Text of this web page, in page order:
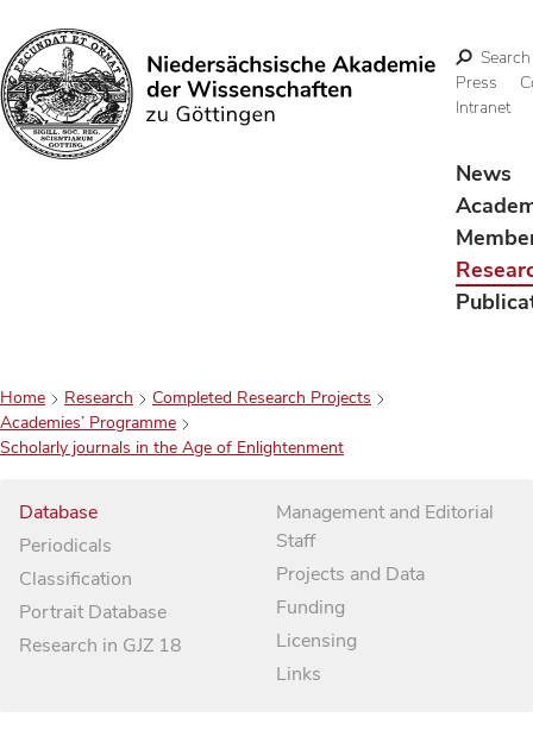
Search
Search
Press
Intranet
News
Home Research
Completed Research Projects
Academies’ Programme
Scholarly journals in the Age of Enlightenment
Database
Periodicals
Classification
Portrait Database
Research in GJZ 18
Management and Editorial
Staff
Projects and Data
Funding
Licensing
Links